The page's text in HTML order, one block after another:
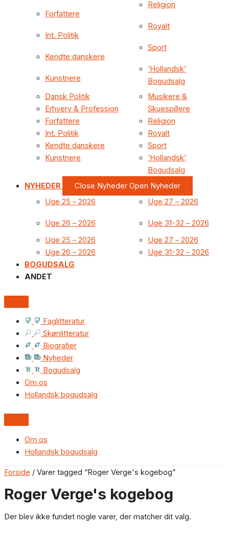
Forfattere
Int. Politik
Kendte danskere
Kunstnere
Religion
Royalt
Sport
‘Hollandsk’
Bogudsalg
Dansk Politik
Erhverv & Profession
Forfattere
Int. Politik
Kendte danskere
Kunstnere
Musikere &
Skuespillere
Religion
Royalt
Sport
‘Hollandsk’
Bogudsalg
NYHEDER
Close Nyheder Open Nyheder
Uge 25 – 2026
Uge 26 – 2026
Uge 27 – 2026
Uge 31-32 – 2026
Uge 25 – 2026
Uge 26 – 2026
Uge 27 – 2026
Uge 31-32 – 2026
BOGUDSALG
ANDET
Faglitteratur
Skønlitteratur
Biografier
Nyheder
Bogudsalg
Om os
Hollandsk bogudsalg
Om os
Hollandsk bogudsalg
Forside / Varer tagged “Roger Verge's kogebog”
Roger Verge's kogebog
Der blev ikke fundet nogle varer, der matcher dit valg.